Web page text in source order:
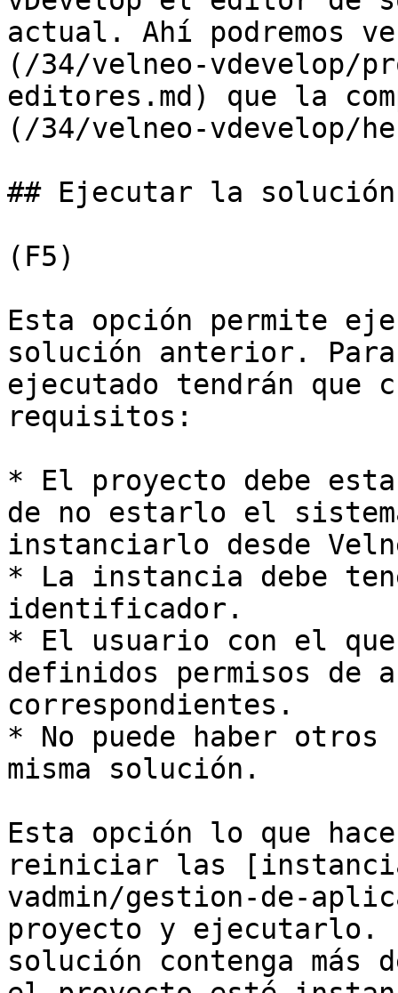
actual. Ahí podremos
(/34/velneo-vdevelop/
editores.md) que la
(/34/velneo-vdevelop/
## Ejecutar la
(F5)
Esta opción permite
solución anterior.
ejecutado tendrán que
requisitos:
* El proyecto debe
de no estarlo el
instanciarlo desde
* La instancia debe
identificador.
* El usuario con el que
definidos permisos de
correspondientes.
* No puede haber
misma solución.
Esta opción lo que
reiniciar las
vadmin/gestion-de-
proyecto y ejecutarlo.
solución contenga más